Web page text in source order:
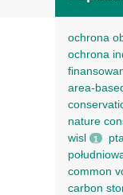
ochrona
ochrona
area-
nature
wisl 1
common
carbon